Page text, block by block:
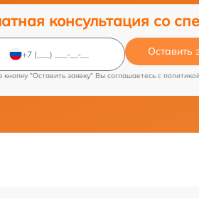
консультация со
Оставить
"Оставить заявку" Вы соглашаетесь c